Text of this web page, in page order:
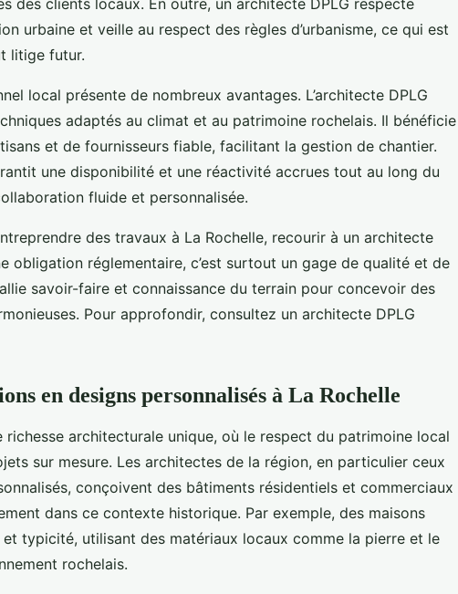
des clients locaux. En outre, un architecte DPLG respecte
urbaine et veille au respect des règles d’urbanisme, ce qui est
litige futur.
local présente de nombreux avantages. L’architecte DPLG
adaptés au climat et au patrimoine rochelais. Il bénéficie
et de fournisseurs fiable, facilitant la gestion de chantier.
une disponibilité et une réactivité accrues tout au long du
fluide et personnalisée.
des travaux à La Rochelle, recourir à un architecte
obligation réglementaire, c’est surtout un gage de qualité et de
savoir-faire et connaissance du terrain pour concevoir des
Pour approfondir, consultez un architecte DPLG
en designs personnalisés à La Rochelle
richesse architecturale unique, où le respect du patrimoine local
sur mesure. Les architectes de la région, en particulier ceux
conçoivent des bâtiments résidentiels et commerciaux
dans ce contexte historique. Par exemple, des maisons
typicité, utilisant des matériaux locaux comme la pierre et le
rochelais.